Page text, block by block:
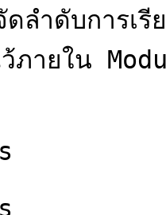
ดลำดับการเ
ภายใน